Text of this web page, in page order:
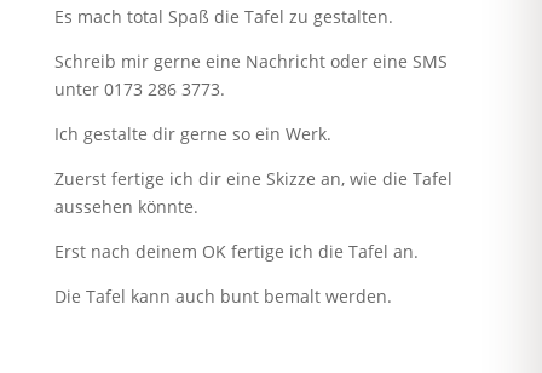
Es mach total Spaß die Tafel zu gestalten.
Schreib mir gerne eine Nachricht oder eine SMS
unter 0173 286 3773.
Ich gestalte dir gerne so ein Werk.
Zuerst fertige ich dir eine Skizze an, wie die Tafel
aussehen könnte.
Erst nach deinem OK fertige ich die Tafel an.
Die Tafel kann auch bunt bemalt werden.